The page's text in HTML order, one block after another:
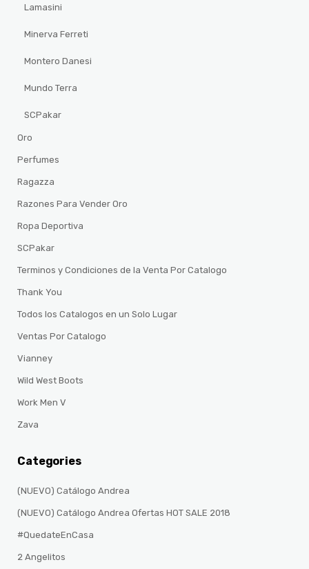
Lamasini
Minerva Ferreti
Montero Danesi
Mundo Terra
SCPakar
Oro
Perfumes
Ragazza
Razones Para Vender Oro
Ropa Deportiva
SCPakar
Terminos y Condiciones de la Venta Por Catalogo
Thank You
Todos los Catalogos en un Solo Lugar
Ventas Por Catalogo
Vianney
Wild West Boots
Work Men V
Zava
Categories
(NUEVO) Catálogo Andrea
(NUEVO) Catálogo Andrea Ofertas HOT SALE 2018
#QuedateEnCasa
2 Angelitos